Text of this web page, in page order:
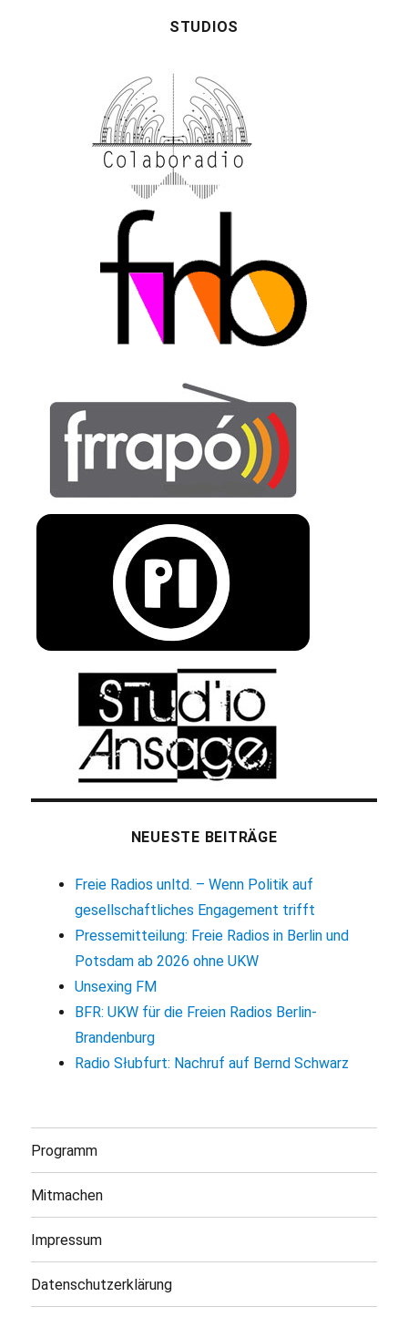
STUDIOS
NEUESTE BEITRÄGE
Freie Radios unltd. – Wenn Politik auf
gesellschaftliches Engagement trifft
Pressemitteilung: Freie Radios in Berlin und
Potsdam ab 2026 ohne UKW
Unsexing FM
BFR: UKW für die Freien Radios Berlin-
Brandenburg
Radio Słubfurt: Nachruf auf Bernd Schwarz
Programm
Mitmachen
Impressum
Datenschutzerklärung